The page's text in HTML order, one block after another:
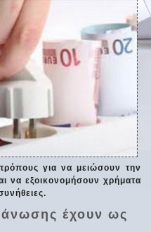
για να μειώσουν την
να εξοικονομήσουν χρήματα
έχουν ως